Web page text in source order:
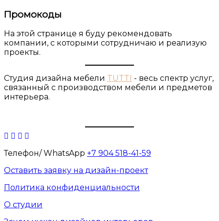
Промокоды
На этой странице я буду рекомендовать
компании, с которыми сотрудничаю и реализую
проекты.
Студия дизайна мебели TUTTI - весь спектр услуг,
связанный с производством мебели и предметов
интерьера.
Телефон/ WhatsApp +7 904 518-41-59
Оставить заявку на дизайн-проект
Политика конфиденциальности
О студии